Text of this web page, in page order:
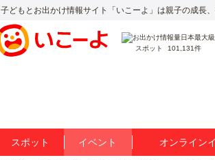
子どもとお出かけ情報サイト「いこーよ」は親子の成長
スポット 101,131件
スポット イベント オンライン